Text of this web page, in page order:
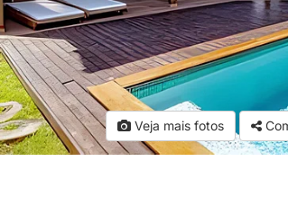
Veja mais fotos